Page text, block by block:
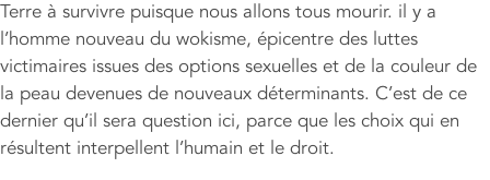
Terre à survivre puisque nous allons tous mourir. il y a
l’homme nouveau du wokisme, épicentre des luttes
victimaires issues des options sexuelles et de la couleur de
la peau devenues de nouveaux déterminants. C’est de ce
dernier qu’il sera question ici, parce que les choix qui en
résultent interpellent l’humain et le droit.